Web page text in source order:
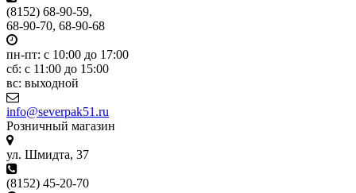
(8152) 68-90-59,
68-90-70, 68-90-68
пн-пт: с 10:00 до 17:00
сб: с 11:00 до 15:00
вс: выходной
info@severpak51.ru
Розничный магазин
ул. Шмидта, 37
(8152) 45-20-70